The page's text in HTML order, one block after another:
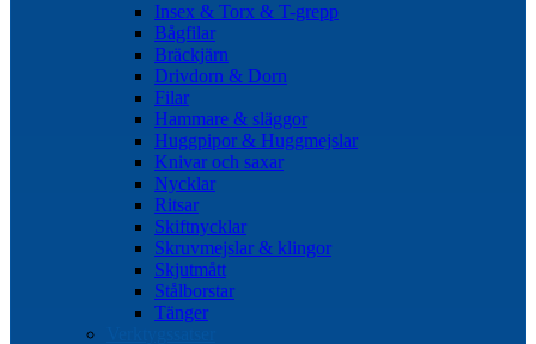
Insex & Torx & T-grepp
Bågfilar
Bräckjärn
Drivdorn & Dorn
Filar
Hammare & släggor
Huggpipor & Huggmejslar
Knivar och saxar
Nycklar
Ritsar
Skiftnycklar
Skruvmejslar & klingor
Skjutmått
Stålborstar
Tänger